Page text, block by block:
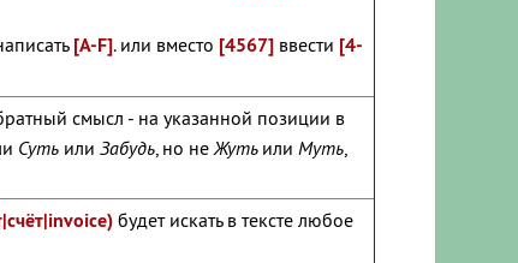
[A-F]. или вместо [4567]ввести [4-
смысл - на указанной позиции в
Сутьили Забудь, но неЖуть или Муть,
чёт|invoice)будет искать в тексте любое